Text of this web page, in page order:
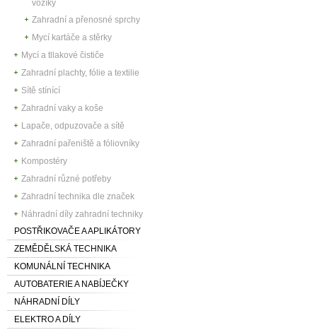
vozíky
Zahradní a přenosné sprchy
Mycí kartáče a stěrky
Mycí a tllakové čističe
Zahradní plachty, fólie a textilie
Sítě stínící
Zahradní vaky a koše
Lapače, odpuzovače a sítě
Zahradní pařeniště a fóliovníky
Kompostéry
Zahradní různé potřeby
Zahradní technika dle značek
Náhradní díly zahradní techniky
POSTŘIKOVAČE A APLIKÁTORY
ZEMĚDĚLSKÁ TECHNIKA
KOMUNÁLNÍ TECHNIKA
AUTOBATERIE A NABÍJEČKY
NÁHRADNÍ DÍLY
ELEKTRO A DÍLY